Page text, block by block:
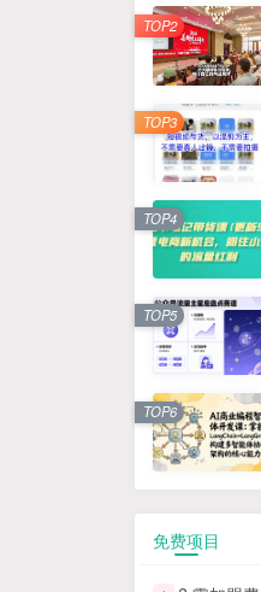
5 线上陪伴项目玩
6 全网首发！答案之书网
7 25年7月小红书女粉新
8 情趣内衣
9 在家就能做的
10 2025年百家号AI图文
抖音情感文案
TOP2
TOP3
TOP4
TOP5
TOP6
免费项目